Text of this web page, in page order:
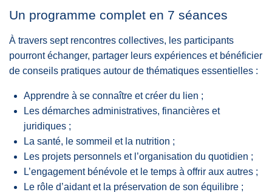
Un programme complet en 7 séances
À travers sept rencontres collectives, les participants
pourront échanger, partager leurs expériences et bénéficier
de conseils pratiques autour de thématiques essentielles :
Apprendre à se connaître et créer du lien ;
Les démarches administratives, financières et
juridiques ;
La santé, le sommeil et la nutrition ;
Les projets personnels et l’organisation du quotidien ;
L’engagement bénévole et le temps à offrir aux autres ;
Le rôle d’aidant et la préservation de son équilibre ;